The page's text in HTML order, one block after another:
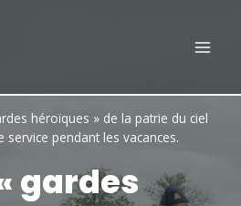
héroïques » de la patrie du ciel
pendant les vacances.
gardes